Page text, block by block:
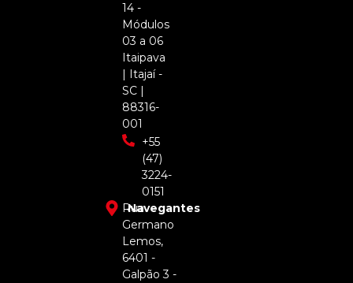
14 -
Módulos
03 a 06
Itaipava
| Itajaí -
SC |
88316-
001
+55
(47)
3224-
0151
Navegantes
Rua
Germano
Lemos,
6401 -
Galpão 3 -